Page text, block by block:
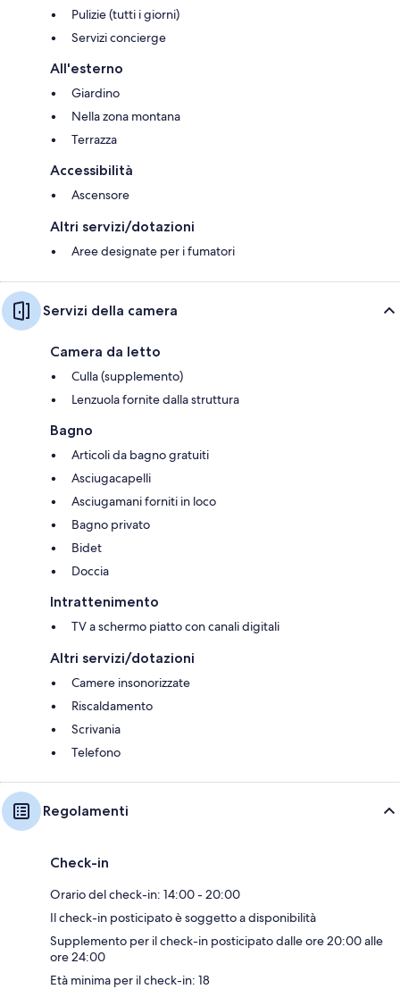
Pulizie (tutti i giorni)
Servizi concierge
All'esterno
Giardino
Nella zona montana
Terrazza
Accessibilità
Ascensore
Altri servizi/dotazioni
Aree designate per i fumatori
Servizi della camera
Camera da letto
Culla (supplemento)
Lenzuola fornite dalla struttura
Bagno
Articoli da bagno gratuiti
Asciugacapelli
Asciugamani forniti in loco
Bagno privato
Bidet
Doccia
Intrattenimento
TV a schermo piatto con canali digitali
Altri servizi/dotazioni
Camere insonorizzate
Riscaldamento
Scrivania
Telefono
Regolamenti
Check-in
Orario del check-in: 14:00 - 20:00
Il check-in posticipato è soggetto a disponibilità
Supplemento per il check-in posticipato dalle ore 20:00 alle
ore 24:00
Età minima per il check-in: 18